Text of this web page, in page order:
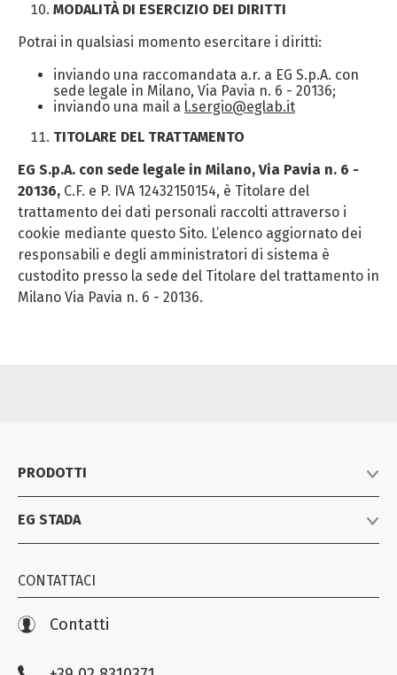
MODALITÀ DI ESERCIZIO DEI DIRITTI
Potrai in qualsiasi momento esercitare i diritti:
inviando una raccomandata a.r. a EG S.p.A. con
sede legale in Milano, Via Pavia n. 6 - 20136;
inviando una mail a l.sergio@eglab.it
TITOLARE DEL TRATTAMENTO
EG S.p.A. con sede legale in Milano, Via Pavia n. 6 -
20136, C.F. e P. IVA 12432150154, è Titolare del
trattamento dei dati personali raccolti attraverso i
cookie mediante questo Sito. L’elenco aggiornato dei
responsabili e degli amministratori di sistema è
custodito presso la sede del Titolare del trattamento in
Milano Via Pavia n. 6 - 20136.
PRODOTTI
Listino prodotti
Consumer Healthcare
Biosimilari e specialistici
EG STADA
News
Iniziative
CONTATTACI
Contatti